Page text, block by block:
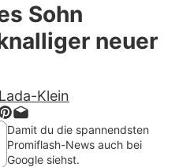
Stars
& Serien
& Liebe
Exklusiv
Sohn
neuer
Klein
Damit du die spannendsten
Promiflash-News auch bei
Google siehst.